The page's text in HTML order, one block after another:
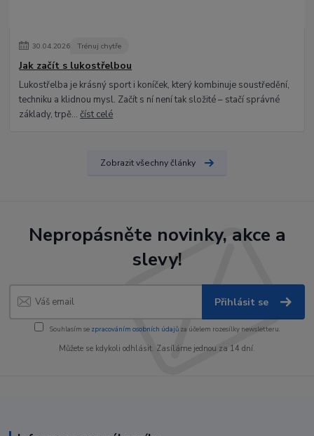
30.04.2026 Trénuj chytře
Jak začít s lukostřelbou
Lukostřelba je krásný sport i koníček, který kombinuje soustředění,
techniku a klidnou mysl. Začít s ní není tak složité – stačí správné
základy, trpě...číst celé
Zobrazit všechny články
Nepropásněte novinky, akce a
slevy!
Přihlásit se
Souhlasím se zpracováním osobních údajůza účelem rozesílky newsletteru.
Můžete se kdykoli odhlásit. Zasíláme jednou za 14 dní.